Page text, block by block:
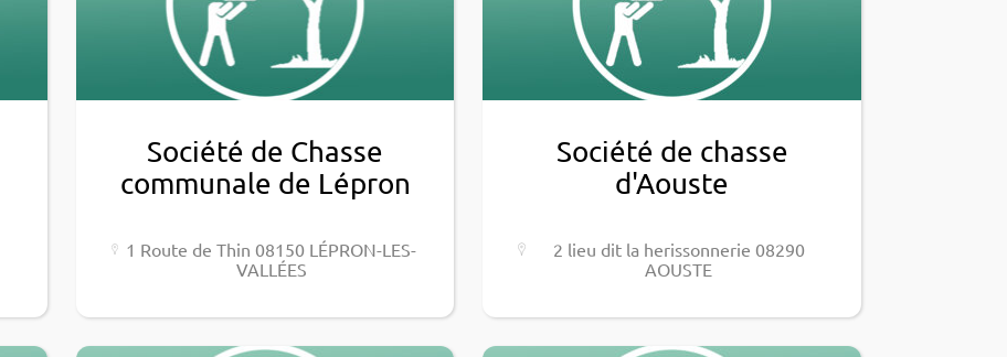
Société de Chasse
communale de Lépron
1 Route de Thin 08150 LÉPRON-LES-
VALLÉES
Société de chasse
d'Aouste
2 lieu dit la heris­son­ne­rie 08290
AOUSTE